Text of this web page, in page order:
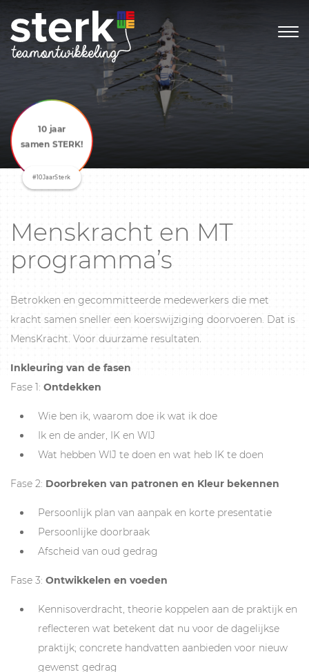
10 jaar
samen STERK!
#10JaarSterk
Menskracht en MT
programma’s
Betrokken en gecommitteerde medewerkers die met
kracht samen sneller een koerswijziging doorvoeren. Dat is
MensKracht. Voor duurzame resultaten.
Inkleuring van de fasen
Fase 1: Ontdekken
Wie ben ik, waarom doe ik wat ik doe
Ik en de ander, IK en WIJ
Wat hebben WIJ te doen en wat heb IK te doen
Fase 2: Doorbreken van patronen en Kleur bekennen
Persoonlijk plan van aanpak en korte presentatie
Persoonlijke doorbraak
Afscheid van oud gedrag
Fase 3: Ontwikkelen en voeden
Kennisoverdracht, theorie koppelen aan de praktijk en
reflecteren wat betekent dat nu voor de dagelijkse
praktijk; concrete handvatten aanbieden voor nieuw
gewenst gedrag